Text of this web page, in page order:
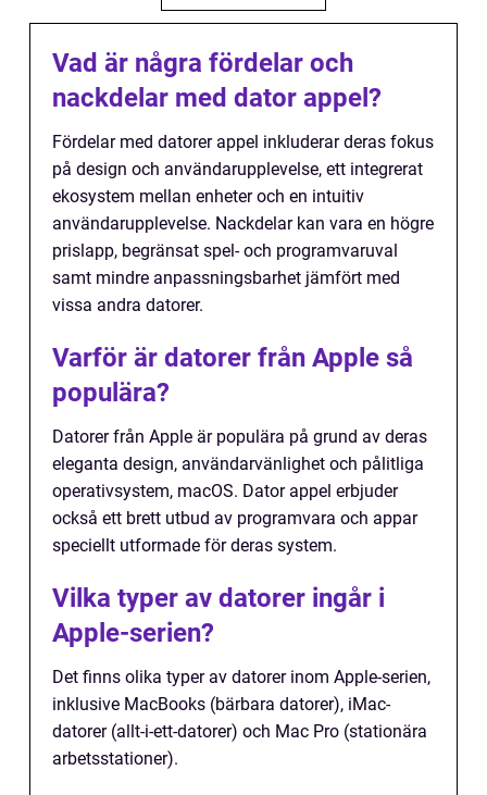
Vad är några fördelar och
nackdelar med dator appel?
Fördelar med datorer appel inkluderar deras fokus
på design och användarupplevelse, ett integrerat
ekosystem mellan enheter och en intuitiv
användarupplevelse. Nackdelar kan vara en högre
prislapp, begränsat spel- och programvaruval
samt mindre anpassningsbarhet jämfört med
vissa andra datorer.
Varför är datorer från Apple så
populära?
Datorer från Apple är populära på grund av deras
eleganta design, användarvänlighet och pålitliga
operativsystem, macOS. Dator appel erbjuder
också ett brett utbud av programvara och appar
speciellt utformade för deras system.
Vilka typer av datorer ingår i
Apple-serien?
Det finns olika typer av datorer inom Apple-serien,
inklusive MacBooks (bärbara datorer), iMac-
datorer (allt-i-ett-datorer) och Mac Pro (stationära
arbetsstationer).